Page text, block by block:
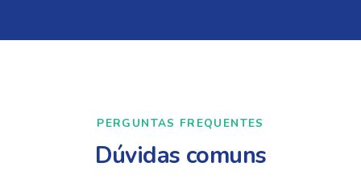
PERGUNTAS FREQUENTES
Dúvidas comuns